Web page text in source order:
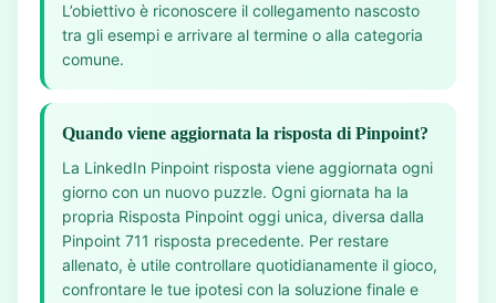
L’obiettivo è riconoscere il collegamento nascosto
tra gli esempi e arrivare al termine o alla categoria
comune.
Quando viene aggiornata la risposta di Pinpoint?
La LinkedIn Pinpoint risposta viene aggiornata ogni
giorno con un nuovo puzzle. Ogni giornata ha la
propria Risposta Pinpoint oggi unica, diversa dalla
Pinpoint 711 risposta precedente. Per restare
allenato, è utile controllare quotidianamente il gioco,
confrontare le tue ipotesi con la soluzione finale e